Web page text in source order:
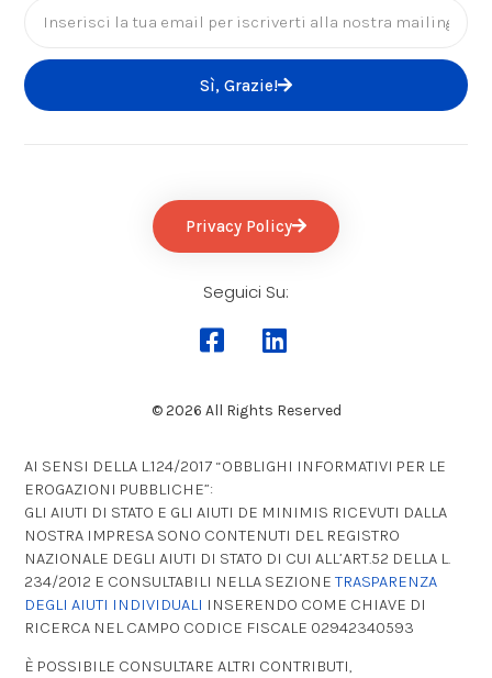
Sì, Grazie!
Privacy Policy
Seguici Su:
© 2026 All Rights Reserved
AI SENSI DELLA L.124/2017 “OBBLIGHI INFORMATIVI PER LE
EROGAZIONI PUBBLICHE”:
GLI AIUTI DI STATO E GLI AIUTI DE MINIMIS RICEVUTI DALLA
NOSTRA IMPRESA SONO CONTENUTI DEL REGISTRO
NAZIONALE DEGLI AIUTI DI STATO DI CUI ALL’ART.52 DELLA L.
234/2012 E CONSULTABILI NELLA SEZIONETRASPARENZA
DEGLI AIUTI INDIVIDUALI INSERENDO COME CHIAVE DI
RICERCA NEL CAMPO CODICE FISCALE 02942340593
È POSSIBILE CONSULTARE ALTRI CONTRIBUTI,